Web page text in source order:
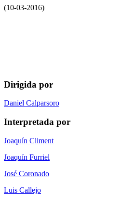
(10-03-2016)
Dirigida por
Daniel Calparsoro
Interpretada por
Joaquín Climent
Joaquín Furriel
José Coronado
Luis Callejo